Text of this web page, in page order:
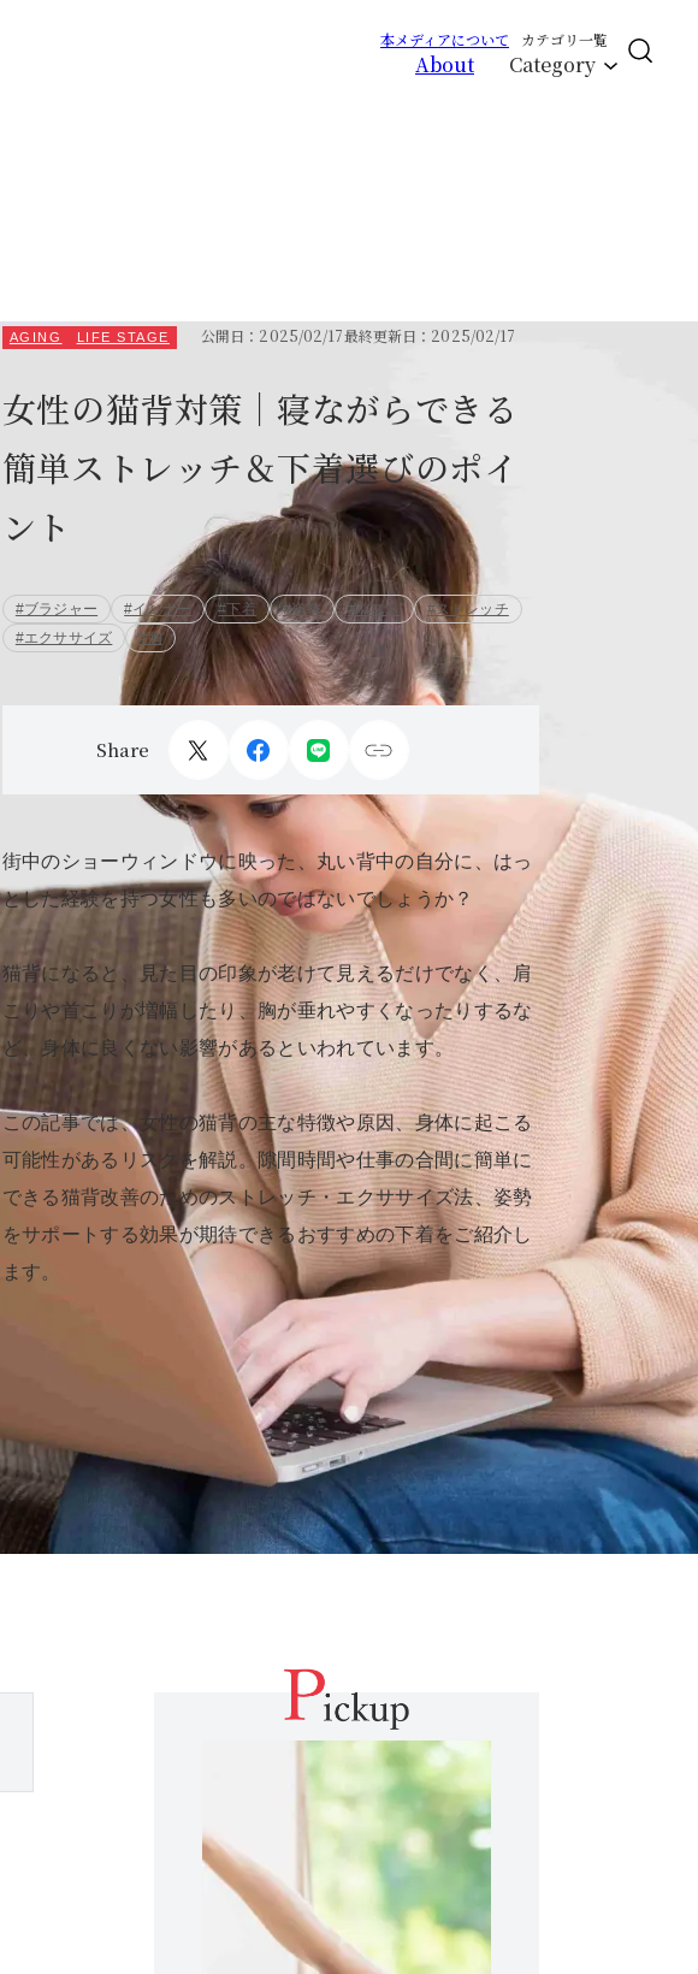
本メディアについて
About
カテゴリ一覧
Category
SEARCH
AGING LIFE STAGE 公開日：2025/02/17最終更新日：2025/02/17
女性の猫背対策｜寝ながらできる
簡単ストレッチ＆下着選びのポイ
ント
#ブラジャー #インナー #下着 #姿勢 #バスト
#ストレッチ
#エクササイズ
#胸
Share
街中のショーウィンドウに映った、丸い背中の自分に、はっ
とした経験を持つ女性も多いのではないでしょうか？
猫背になると、見た目の印象が老けて見えるだけでなく、肩
こりや首こりが増幅したり、胸が垂れやすくなったりするな
ど、身体に良くない影響があるといわれています。
この記事では、女性の猫背の主な特徴や原因、身体に起こる
可能性があるリスクを解説。隙間時間や仕事の合間に簡単に
できる猫背改善のためのストレッチ・エクササイズ法、姿勢
をサポートする効果が期待できるおすすめの下着をご紹介し
ます。